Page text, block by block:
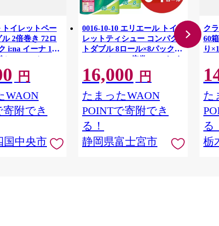
トイレットペー
2倍巻き 72ロ
i:na イーナ 12
・100ｍ） × 6
消耗品 新生活
媛県 四国中央市
円
WAON
寄附でき
国中央市
0016-10-10 エリエール トイ
レットティシュー コンパク
トダブル 8ロール×8パック
64ロール 1.5倍巻 45m トイ
レットペーパー ダブル パル
プ100％ 香りつき 日用品 消
耗品 備蓄
16,000 円
たまったWAON
POINTで寄附でき
る！
静岡県富士宮市
ク
60
り
た
る
栃